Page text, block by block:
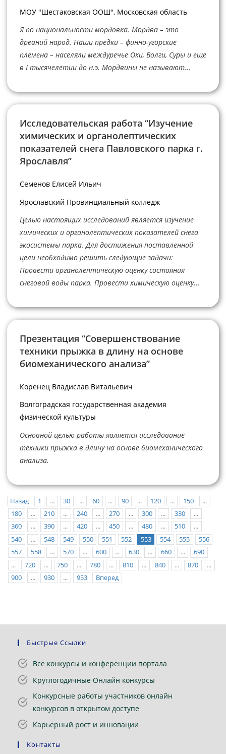
МОУ "Шестаковская ООШ", Московская область
Я по национальности мордовка. Мордва – это
древний народ. Наши предки – финно-угорские
племена – населяли междуречье Оки, Волги, Суры и еще
в I тысячелетии до н.э. Мордвины не называют...
Исследовательская работа “Изучение
химических и органолептических
показателей снега Павловского парка г.
Ярославля”
Семенов Елисей Ильич
Ярославский Провинциальный колледж
Целью настоящих исследований является изучение
химических и органолептических показателей снега
экосистемы парка. Для достижения поставленной
цели необходимо решить следующие задачи:
Провести органолептическую оценку состояния
снеговой воды парка. Провести химическую оценку...
Презентация “Совершенствование
техники прыжка в длину на основе
биомеханического анализа”
Коренец Владислав Витальевич
Волгоградская государственная академия
физической культуры
Основной целью работы является исследование
техники прыжка в длину на основе биомеханического
анализа.
Назад 1 ... 30 ... 60 ... 90 ... 120 ... 150
...
180
... 210 ... 240 ... 270 ... 300 ... 330
...
360
... 390 ... 420 ... 450 ... 480 ... 510
...
540
... 548 549 550 551 552 553 554 555
556
557
558 ... 570 ... 600 ... 630 ... 660 ...
690
...
720 ... 750 ... 780 ... 810 ... 840 ... 870
...
900
... 930 ... 953 Вперед
Быстрые Ссылки
Все конкурсы и конференции портала
Круглогодичные Онлайн конкурсы
Конкурсные работы участников онлайн
конкурсов в открытом доступе
Карьерный рост и инновации
Контакты